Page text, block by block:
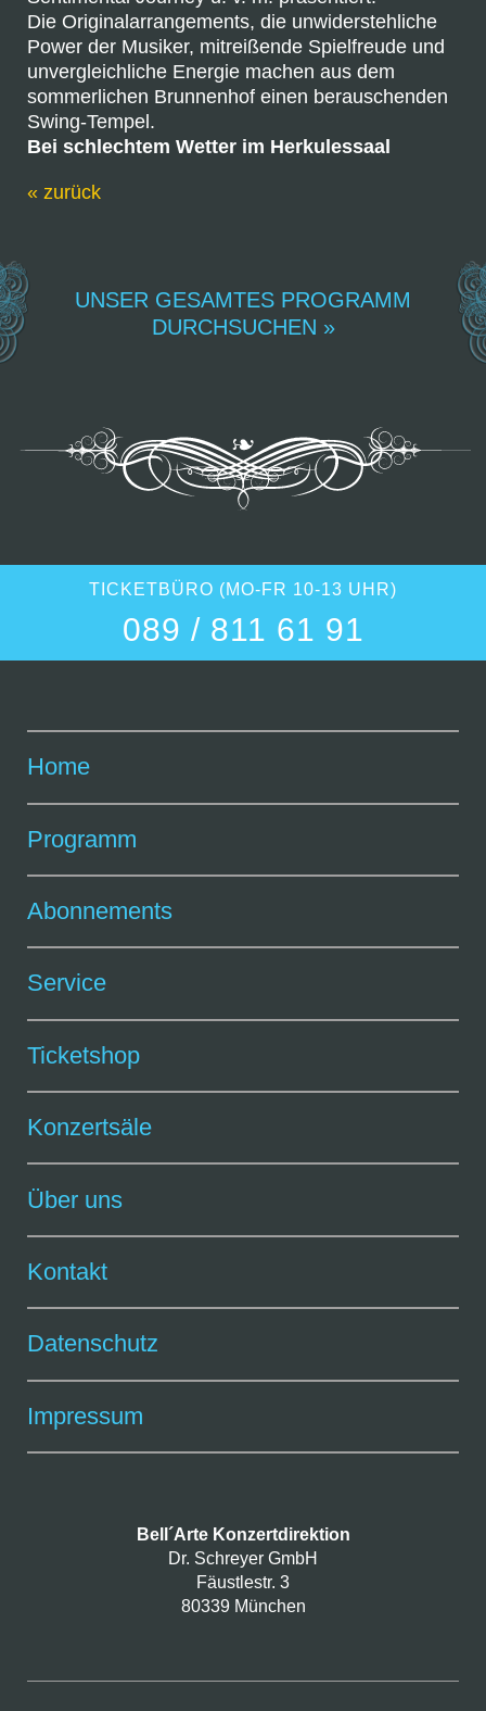
Die Originalarrangements, die unwiderstehliche
Power der Musiker, mitreißende Spielfreude und
unvergleichliche Energie machen aus dem
sommerlichen Brunnenhof einen berauschenden
Swing-Tempel.
Bei schlechtem Wetter im Herkulessaal
« zurück
UNSER GESAMTES PROGRAMM
DURCHSUCHEN »
TICKETBÜRO (MO-FR 10-13 UHR)
089 / 811 61 91
Home
Programm
Abonnements
Service
Ticketshop
Konzertsäle
Über uns
Kontakt
Datenschutz
Impressum
Bell´Arte Konzertdirektion
Dr. Schreyer GmbH
Fäustlestr. 3
80339 München